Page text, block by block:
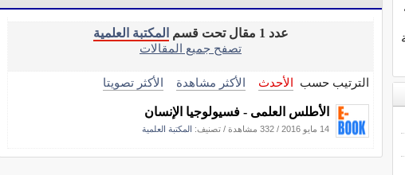
عدد 1 مقال تحت قسم
المكتبة العلمية
تصفح جميع المقالات
الترتيب حسب الأحدث الأكثر مشاهدة الأكثر تصويتا
الأطلس العلمى - فسيولوجيا الإنسان
14 مايو 2016 / 332 مشاهدة / تصنيف: المكتبة العلمية